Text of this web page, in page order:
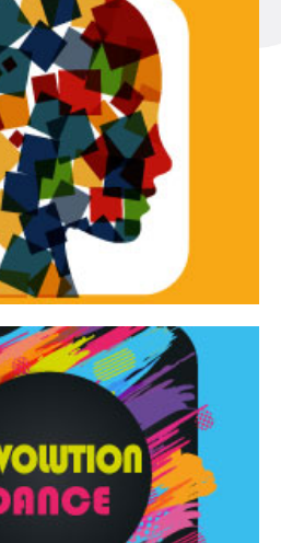
dinamiche
è una rassegna di teatro
e sperimentale.
Continua
Dance
contemporanea – I Edizione